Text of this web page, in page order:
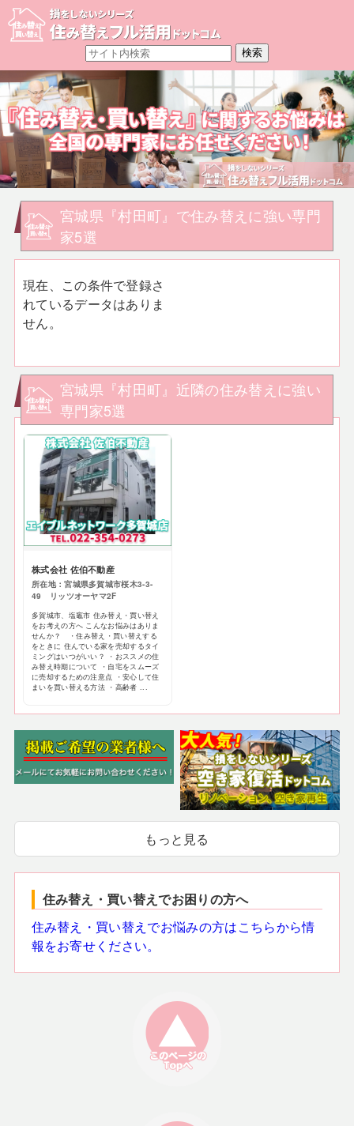
宮城県『村田町』で住み替えに強い専門
家5選
現在、この条件で登録さ
れているデータはありま
せん。
宮城県『村田町』近隣の住み替えに強い
専門家5選
株式会社 佐伯不動産
所在地：宮城県多賀城市桜木3-3-
49 リッツオーヤマ2F
多賀城市、塩竈市 住み替え・買い替え
をお考えの方へ こんなお悩みはありま
せんか？ ・住み替え・買い替えする
をときに 住んでいる家を売却するタイ
ミングはいつがいい？ ・おススメの住
み替え時期について ・自宅をスムーズ
に売却するための注意点 ・安心して住
まいを買い替える方法 ・高齢者 ...
もっと見る
住み替え・買い替えでお困りの方へ
住み替え・買い替えでお悩みの方はこちらから情
報をお寄せください。